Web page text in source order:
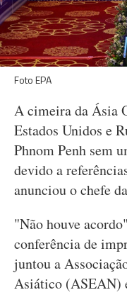
Foto EPA
A cimeira da Ásia
Estados Unidos e
Phnom Penh sem
devido a
anunciou o chefe
"Não houve
conferência de
juntou a
Asiático (ASEAN)